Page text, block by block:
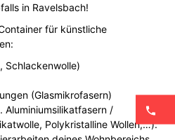
in Ravelsbach!
für künstliche
Schlackenwolle)
(Glasmikrofasern)
Aluminiumsilikatfasern /
Polykristalline Wollen,…).